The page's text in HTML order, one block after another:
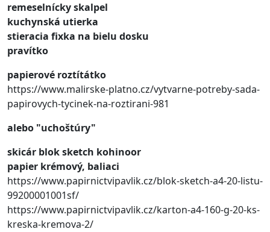
remeselnícky skalpel
kuchynská utierka
stieracia fixka na bielu dosku
pravítko
papierové roztítátko
https://www.malirske-platno.cz/vytvarne-potreby-sada-
papirovych-tycinek-na-roztirani-981
alebo "uchoštúry"
skicár blok sketch kohinoor
papier krémový, baliaci
https://www.papirnictvipavlik.cz/blok-sketch-a4-20-listu-
99200001001sf/
https://www.papirnictvipavlik.cz/karton-a4-160-g-20-ks-
kreska-kremova-2/